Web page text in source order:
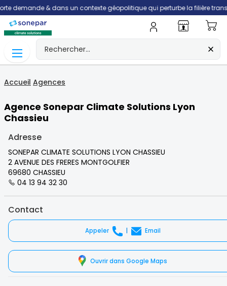
& dans un contexte géopolitique qui perturbe la filière transport,
Accueil Agences
Agence Sonepar Climate Solutions Lyon
Chassieu
Adresse
SONEPAR CLIMATE SOLUTIONS LYON CHASSIEU
2 AVENUE DES FRERES MONTGOLFIER
69680 CHASSIEU
04 13 94 32 30
Contact
Appeler Email
Ouvrir dans Google Maps